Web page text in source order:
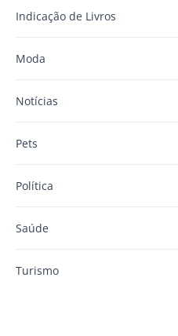
Indicação de Livros
Moda
Notícias
Pets
Política
Saúde
Turismo